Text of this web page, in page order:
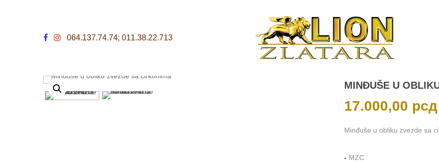
064.137.74.74; 011.38.22.713
MINĐUŠE U
17.000,00 рсд
Minđuše u obliku zvezde sa
- MZC